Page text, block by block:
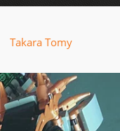
Takara Tomy